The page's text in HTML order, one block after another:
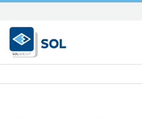
Aller
au
contenu.
|
à